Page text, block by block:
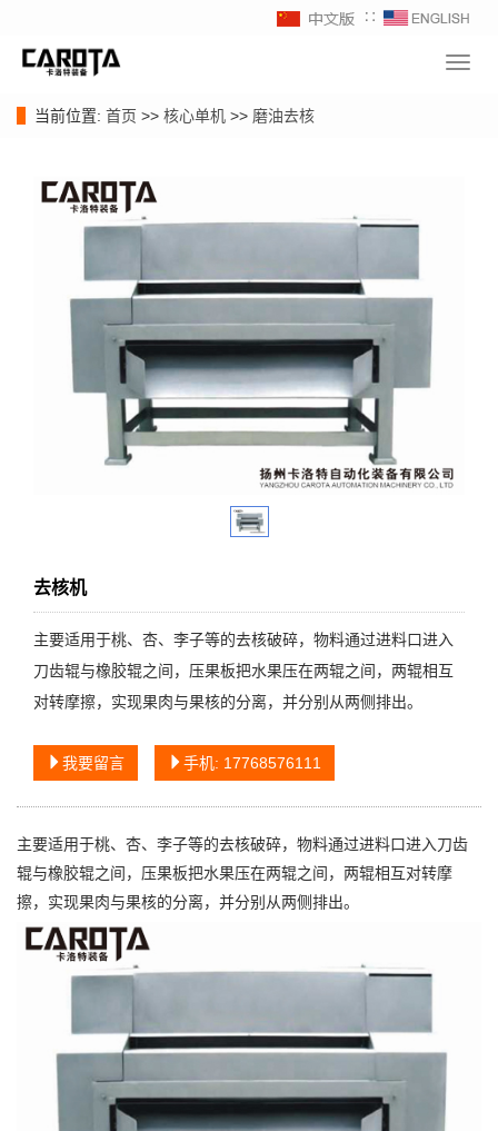
∷
当前位置: 首页 >> 核心单机 >> 磨油去核
去核机
主要适用于桃、杏、李子等的去核破碎，物料通过进料口进入
刀齿辊与橡胶辊之间，压果板把水果压在两辊之间，两辊相互
对转摩擦，实现果肉与果核的分离，并分别从两侧排出。
我要留言 手机: 17768576111
主要适用于桃、杏、李子等的去核破碎，物料通过进料口进入刀齿
辊与橡胶辊之间，压果板把水果压在两辊之间，两辊相互对转摩
擦，实现果肉与果核的分离，并分别从两侧排出。